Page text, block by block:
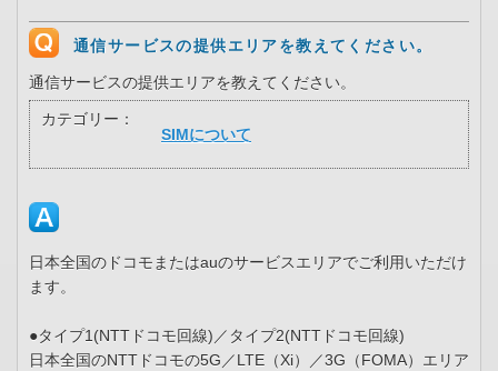
通信サービスの提供エリアを教えてください。
通信サービスの提供エリアを教えてください。
カテゴリー：
SIMについて
日本全国のドコモまたはauのサービスエリアでご利用いただけ
ます。
●タイプ1(NTTドコモ回線)／タイプ2(NTTドコモ回線)
日本全国のNTTドコモの5G／LTE（Xi）／3G（FOMA）エリア